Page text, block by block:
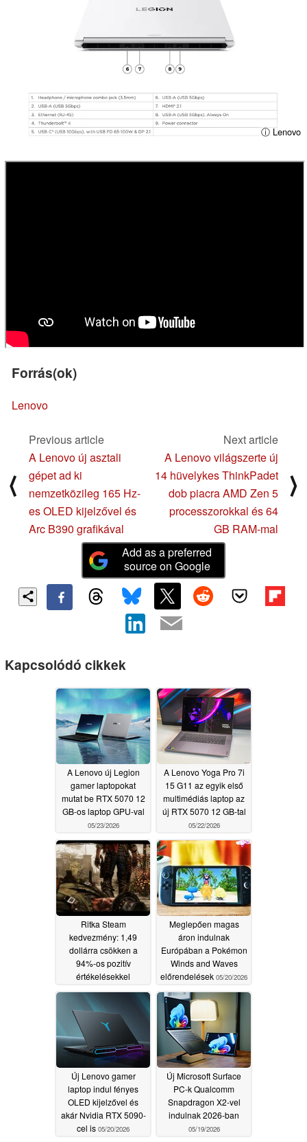
ⓘ Lenovo
Forrás(ok)
Lenovo
⟨
Previous article
A Lenovo új asztali
gépet ad ki
nemzetközileg 165 Hz-
es OLED kijelzővel és
Arc B390 grafikával
Next article
A Lenovo világszerte új
14 hüvelykes ThinkPadet
dob piacra AMD Zen 5
processzorokkal és 64
GB RAM-mal
⟩
Add as a preferred
source on Google
Kapcsolódó cikkek
A Lenovo új Legion
gamer laptopokat
mutat be RTX 5070 12
GB-os laptop GPU-val
05/23/2026
A Lenovo Yoga Pro 7i
15 G11 az egyik első
multimédiás laptop az
új RTX 5070 12 GB-tal
05/22/2026
Ritka Steam
kedvezmény: 1,49
dollárra csökken a
94%-os pozitív
értékelésekkel
lövöldözős játék ára
05/20/2026
Meglepően magas
áron indulnak
Európában a Pokémon
Winds and Waves
előrendelések 05/20/2026
Új Lenovo gamer
laptop indul fényes
OLED kijelzővel és
akár Nvidia RTX 5090-
cel is 05/20/2026
Új Microsoft Surface
PC-k Qualcomm
Snapdragon X2-vel
indulnak 2026-ban
05/19/2026